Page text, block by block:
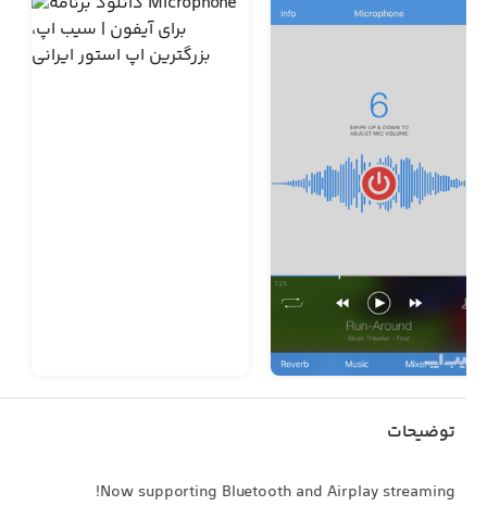
توضیحات
Now supporting Bluetooth and Airplay streaming!